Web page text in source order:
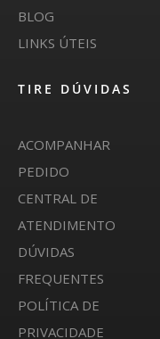
BLOG
LINKS ÚTEIS
TIRE DÚVIDAS
ACOMPANHAR
PEDIDO
CENTRAL DE
ATENDIMENTO
DÚVIDAS
FREQUENTES
POLÍTICA DE
PRIVACIDADE